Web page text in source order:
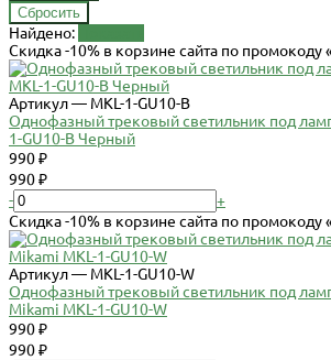
Найдено:
Скидка -10% в корзине сайта по
Артикул — MKL-1-GU10-B
Однофазный трековый светильник под
1-GU10-B Черный
990 ₽
990 ₽
-
+
Скидка -10% в корзине сайта по
Артикул — MKL-1-GU10-W
Однофазный трековый светильник под
Mikami MKL-1-GU10-W
990 ₽
990 ₽